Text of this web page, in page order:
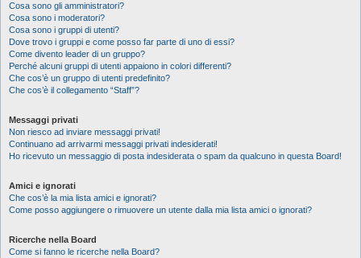
Cosa sono gli amministratori?
Cosa sono i moderatori?
Cosa sono i gruppi di utenti?
Dove trovo i gruppi e come posso far parte di uno di essi?
Come divento leader di un gruppo?
Perché alcuni gruppi di utenti appaiono in colori differenti?
Che cos’è un gruppo di utenti predefinito?
Che cos’è il collegamento “Staff”?
Messaggi privati
Non riesco ad inviare messaggi privati!
Continuano ad arrivarmi messaggi privati indesiderati!
Ho ricevuto un messaggio di posta indesiderata o spam da qualcuno in questa Board!
Amici e ignorati
Che cos’è la mia lista amici e ignorati?
Come posso aggiungere o rimuovere un utente dalla mia lista amici o ignorati?
Ricerche nella Board
Come si fanno le ricerche nella Board?